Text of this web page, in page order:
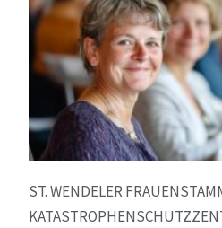
ST. WENDELER